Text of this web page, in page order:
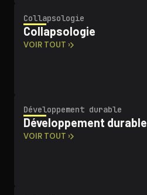
Col­lap­so­lo­gie
Col­lap­so­lo­gie
VOIR TOUT ›
Dé­ve­lop­pe­ment durable
Dé­ve­lop­pe­ment durable
VOIR TOUT ›